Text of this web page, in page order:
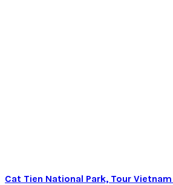
Cat Tien National Park, Tour